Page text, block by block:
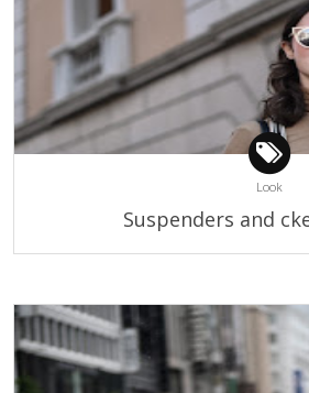
Look
Suspenders and